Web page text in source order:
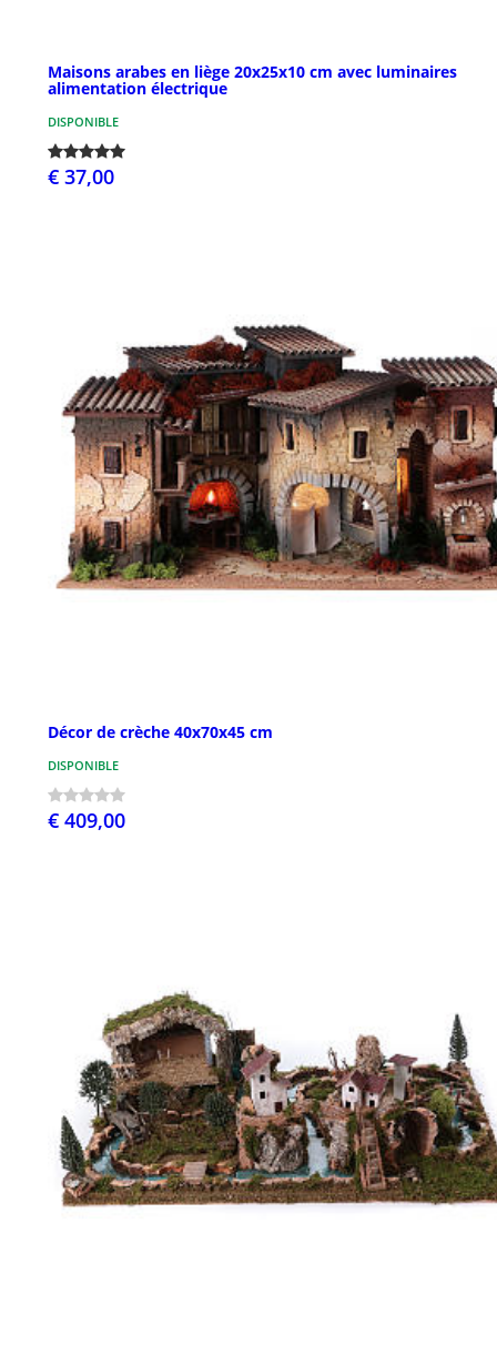
Maisons arabes en liège 20x25x10 cm avec luminaires
alimentation électrique
DISPONIBLE
€ 37,00
Décor de crèche 40x70x45 cm
DISPONIBLE
€ 409,00